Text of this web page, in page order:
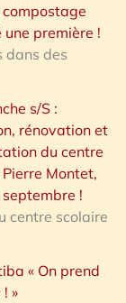
première !
dans des
s/S :
rénovation et
du centre
Montet,
!
centre scolaire
« On prend
»